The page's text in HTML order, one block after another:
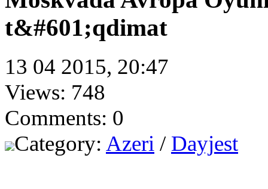
t&#601;qdimat
13 04 2015, 20:47
Views: 748
Comments: 0
Category: Azeri / Dayjest